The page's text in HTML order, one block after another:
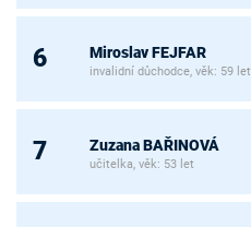
6 Miroslav FEJFAR
invalidní důchodce, věk: 59 let
7 Zuzana BAŘINOVÁ
učitelka, věk: 53 let